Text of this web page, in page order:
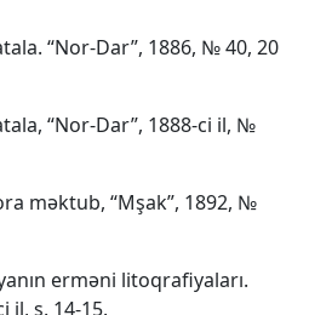
“Nor-Dar”, 1886, № 40, 20
“Nor-Dar”, 1888-ci il, №
məktub, “Mşak”, 1892, №
erməni litoqrafiyaları.
il, s. 14-15.